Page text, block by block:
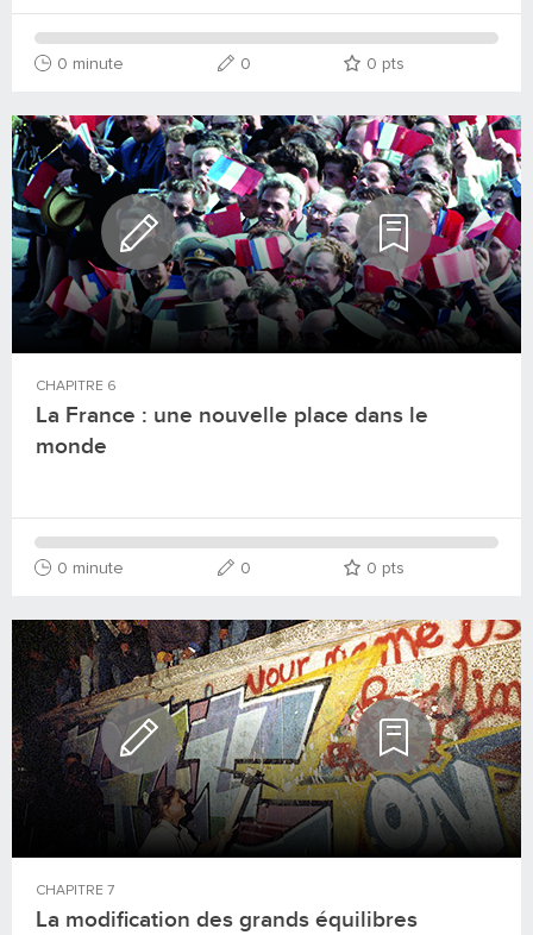
0 minute 0 0 pts
CHAPITRE 6
La France : une nouvelle place dans le
monde
0 minute 0 0 pts
CHAPITRE 7
La modification des grands équilibres